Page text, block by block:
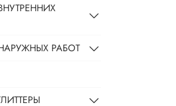
РАБОТ